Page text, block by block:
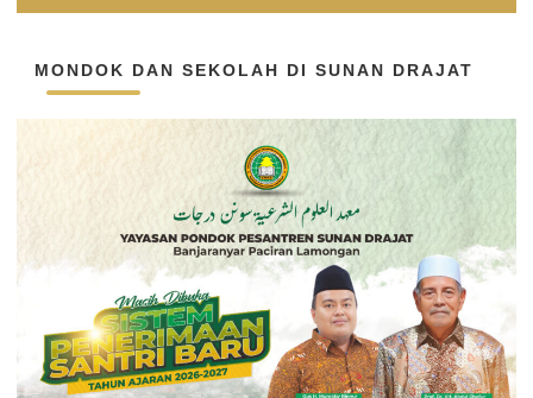
MONDOK DAN SEKOLAH DI SUNAN DRAJAT